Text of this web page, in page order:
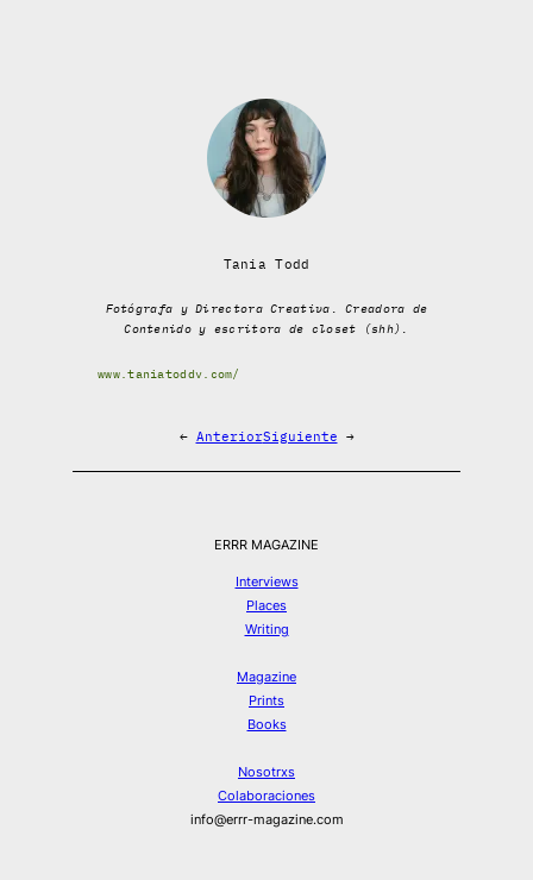
Tania Todd
Fotógrafa y Directora Creativa. Creadora de
Contenido y escritora de closet (shh).
www.taniatoddv.com/
← AnteriorSiguiente →
ERRR MAGAZINE
Interviews
Places
Writing
Magazine
Prints
Books
Nosotrxs
Colaboraciones
info@errr-magazine.com